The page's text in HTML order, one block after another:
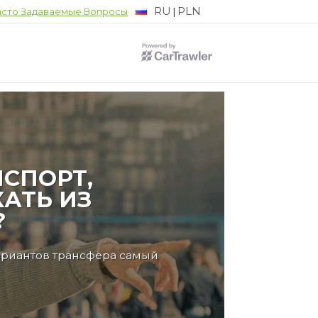
Задаваемые Вопросы RU | PLN
ИЗ
трансфера самый